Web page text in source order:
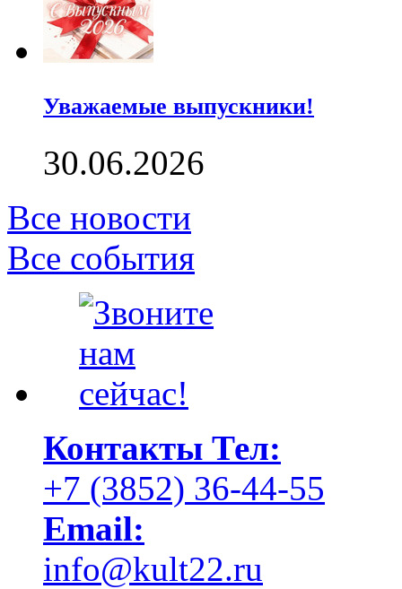
Уважаемые выпускники!
30.06.2026
Все новости
Все события
Контакты Тел:
+7 (3852) 36-44-55
Email:
info@kult22.ru